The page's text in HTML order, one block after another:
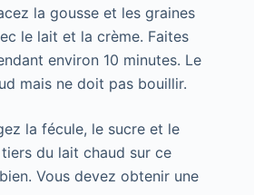
la gousse et les graines
le lait et la crème. Faites
environ 10 minutes. Le
mais ne doit pas bouillir.
la fécule, le sucre et le
du lait chaud sur ce
Vous devez obtenir une